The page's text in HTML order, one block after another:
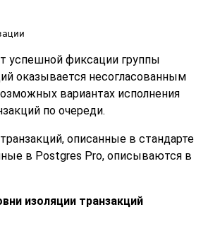
успешной фиксации группы
оказывается несогласованным
вариантах исполнения
по очереди.
описанные в стандарте
в Postgres Pro, описываются в
изоляции транзакций